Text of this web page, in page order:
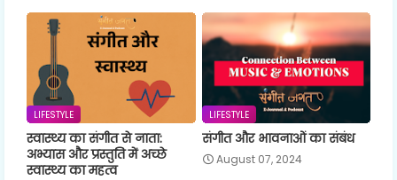
LIFESTYLE
स्वास्थ्य का संगीत से नाता:
अभ्यास और प्रस्तुति में अच्छे
स्वास्थ्य का महत्व
LIFESTYLE
संगीत और भावनाओं का संबंध
August 07, 2024